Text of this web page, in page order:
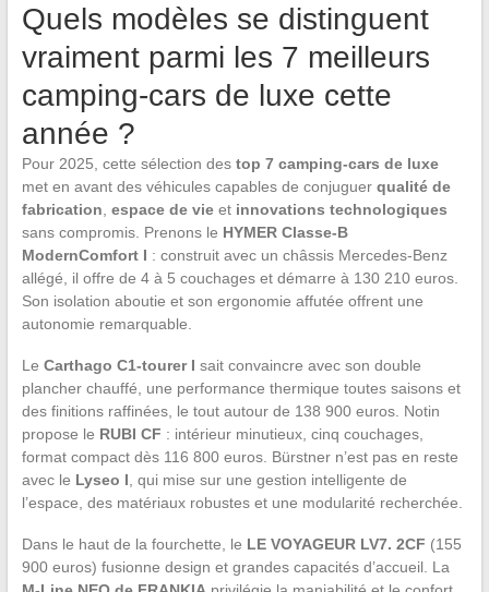
Quels modèles se distinguent
vraiment parmi les 7 meilleurs
camping-cars de luxe cette
année ?
Pour 2025, cette sélection des top 7 camping-cars de luxe
met en avant des véhicules capables de conjuguer qualité de
fabrication espace de vieet innovations technologiques
sans compromis. Prenons le HYMER Classe-B
ModernComfort I : construit avec un châssis Mercedes-Benz
allégé, il offre de 4 à 5 couchages et démarre à 130 210 euros.
Son isolation aboutie et son ergonomie affutée offrent une
autonomie remarquable.
Le Carthago C1-tourer I sait convaincre avec son double
plancher chauffé, une performance thermique toutes saisons et
des finitions raffinées, le tout autour de 138 900 euros. Notin
propose le RUBI CF : intérieur minutieux, cinq couchages,
format compact dès 116 800 euros. Bürstner n’est pas en reste
avec le Lyseo I , qui mise sur une gestion intelligente de
l’espace, des matériaux robustes et une modularité recherchée.
Dans le haut de la fourchette, le LE VOYAGEUR LV7. 2CF (155
900 euros) fusionne design et grandes capacités d’accueil. La